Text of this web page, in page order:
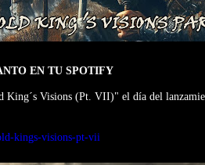
EN TU SPOTIFY
King´s Visions (Pt. VII)" el día del
kings-visions-pt-vii